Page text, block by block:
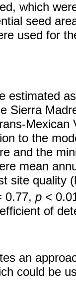
which
seed
used for
estimated
Sierra
Mexican
to the
and the
mean
site quality
0.77, p <
of
an
could be